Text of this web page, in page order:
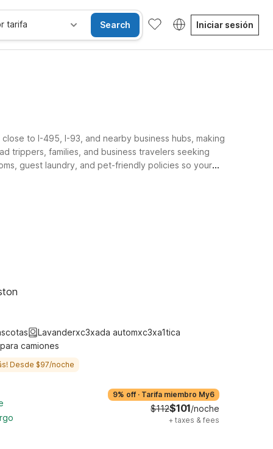
tarifa Search Iniciar sesión
to I-495, I-93, and nearby business hubs, making
trippers, families, and business travelers seeking
guest laundry, and pet-friendly policies so your
Lavanderxc3xada automxc3xa1tica
camiones
Desde $97/noche
9% off · Tarifa miembro My6
$112$101/noche
+ taxes & fees